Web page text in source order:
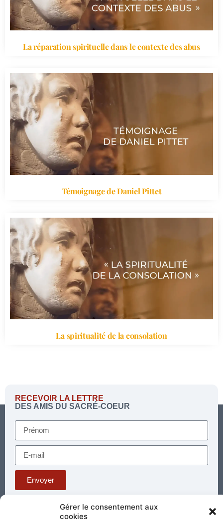
Gérer le consentement aux
cookies
La réparation spirituelle dans le contexte des abus
Témoignage de Daniel Pittet
La spiritualité de la consolation
RECEVOIR LA LETTRE
DES AMIS DU SACRÉ-COEUR
Envoyer
Téléphone : 03 85 81 56 00